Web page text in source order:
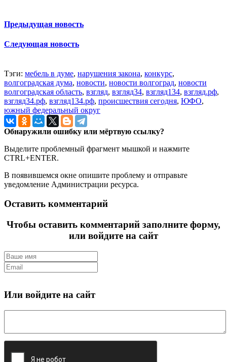
Предыдущая новость
Следующая новость
Тэги: мебель в думе, нарушения закона, конкурс,
волгоградская дума, новости, новости волгоград, новости
волгоградская область, взгляд, взгляд34, взгляд134, взгляд.рф,
взгляд34.рф, взгляд134.рф, происшествия сегодня, ЮФО,
южный федеральный округ
Обнаружили ошибку или мёртвую ссылку?
Выделите проблемный фрагмент мышкой и нажмите
CTRL+ENTER.
В появившемся окне опишите проблему и отправьте
уведомление Администрации ресурса.
Оставить комментарий
Чтобы оставить комментарий заполните форму,
или войдите на сайт
Или войдите на сайт